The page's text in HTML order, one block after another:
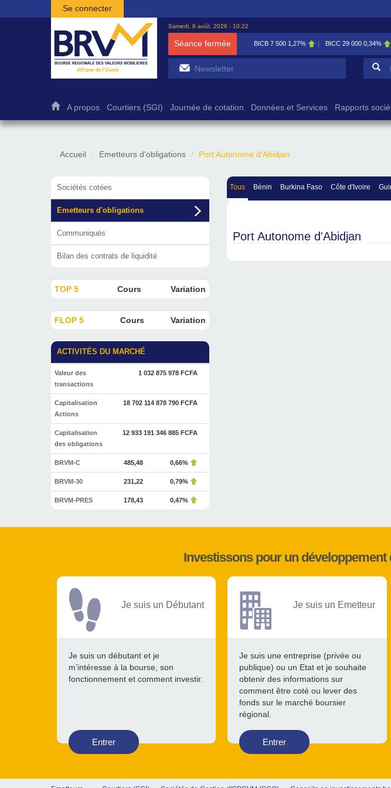
Aller au contenu principal
Se connecter
Samedi, 8 août, 2026 - 10:22
Séance fermée BICB 7 500 1,27% BICC 29 000 0,34%
A propos Courtiers (SGI) Journée de cotation Données et Services Rapports
Accueil Emetteurs d'obligations Port Autonome d'Abidjan
Sociétés cotées
Emetteurs d'obligations
Communiqués
Bilan des contrats de liquidité
TOP 5 Cours Variation
FLOP 5 Cours Variation
ACTIVITÉS DU MARCHÉ
Valeur des
transactions
1 032 875 978 FCFA
Capitalisation
Actions
18 702 114 878 790 FCFA
Capitalisation
des obligations
12 933 191 346 885 FCFA
BRVM-C 485,48 0,66%
BRVM-30 231,22 0,79%
BRVM-PRES 178,43 0,47%
Tous Bénin Burkina Faso Côte d'Ivoire
Port Autonome d'Abidjan
Investissons pour un
Je suis un Débutant
Je suis un débutant et je
m’intéresse à la bourse, son
fonctionnement et comment investir.
Entrer
Je suis un Emetteur
Je suis une entreprise (privée ou
publique) ou un Etat et je souhaite
obtenir des informations sur
comment être coté ou lever des
fonds sur le marché boursier
régional.
Entrer